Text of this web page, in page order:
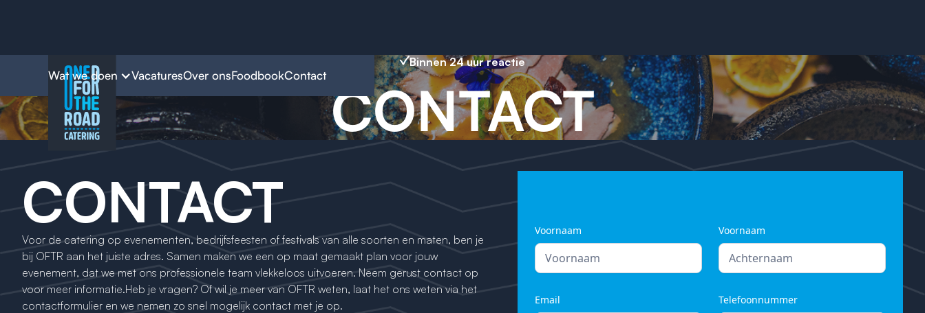
Wat we doen VacaturesOver onsFoodbookContact
Binnen 24 uur reactie
CONTACT
CONTACT
Voor de catering op evenementen, bedrijfsfeesten of festivals van alle soorten en maten, ben je
bij OFTR aan het juiste adres. Samen maken we een op maat gemaakt plan voor jouw
evenement, dat we met ons professionele team vlekkeloos uitvoeren. Neem gerust contact op
voor meer informatie.Heb je vragen? Of wil je meer van OFTR weten, laat het ons weten via het
contactformulier en we nemen zo snel mogelijk contact met je op.
Voornaam Voornaam
Email Telefoonnummer